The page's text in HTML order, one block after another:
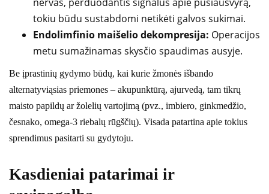
tokiu būdu sustabdomi netikėti galvos sukimai.
Endolimfinio maišelio dekompresija: Operacijos
metu sumažinamas skysčio spaudimas ausyje.
Be įprastinių gydymo būdų, kai kurie žmonės išbando
alternatyviąsias priemones – akupunktūrą, ajurvedą, tam tikrų
maisto papildų ar žolelių vartojimą (pvz., imbiero, ginkmedžio,
česnako, omega-3 riebalų rūgščių). Visada patartina apie tokius
sprendimus pasitarti su gydytoju.
Kasdieniai patarimai ir